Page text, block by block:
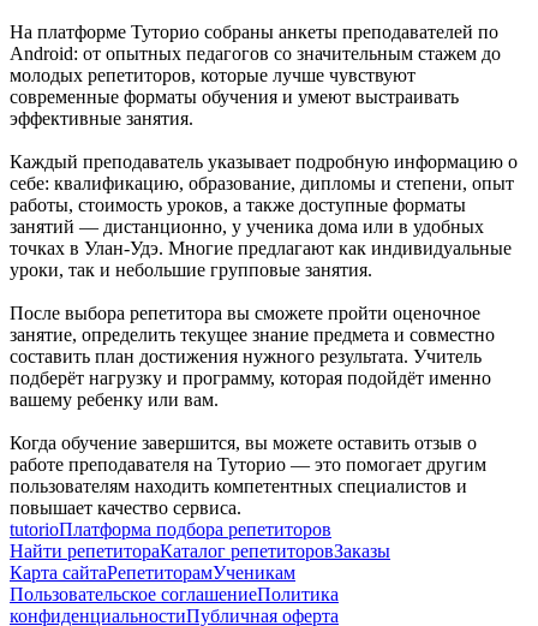
На платформе Туторио собраны анкеты преподавателей по
Android: от опытных педагогов со значительным стажем до
молодых репетиторов, которые лучше чувствуют
современные форматы обучения и умеют выстраивать
эффективные занятия.
Каждый преподаватель указывает подробную информацию о
себе: квалификацию, образование, дипломы и степени, опыт
работы, стоимость уроков, а также доступные форматы
занятий — дистанционно, у ученика дома или в удобных
точках в Улан-Удэ. Многие предлагают как индивидуальные
уроки, так и небольшие групповые занятия.
После выбора репетитора вы сможете пройти оценочное
занятие, определить текущее знание предмета и совместно
составить план достижения нужного результата. Учитель
подберёт нагрузку и программу, которая подойдёт именно
вашему ребенку или вам.
Когда обучение завершится, вы можете оставить отзыв о
работе преподавателя на Туторио — это помогает другим
пользователям находить компетентных специалистов и
повышает качество сервиса.
tutorioПлатформа подбора репетиторов
Найти репетитораКаталог репетиторовЗаказы
Карта сайтаРепетиторамУченикам
Пользовательское соглашениеПолитика
конфиденциальностиПубличная оферта